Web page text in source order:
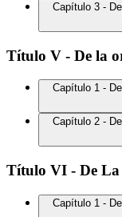
Capítulo 3 -
Título V - De la
Capítulo 1 -
Capítulo 2 -
Título VI - De La
Capítulo 1 -